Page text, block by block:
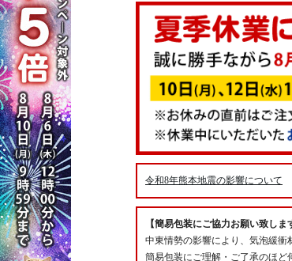
令和8年熊本地震の影響について
【簡易包装にご協力お願い致しま
中東情勢の影響により、気泡緩衝
簡易包装にご理解・ご了承のほど